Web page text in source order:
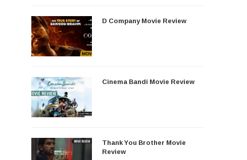
D Company Movie Review
Cinema Bandi Movie Review
Thank You Brother Movie
Review